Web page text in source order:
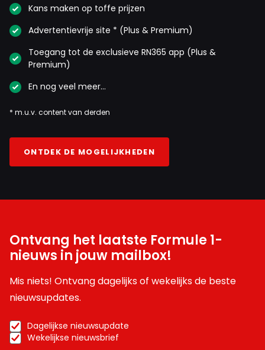
Kans maken op toffe prijzen
Advertentievrije site * (Plus & Premium)
Toegang tot de exclusieve RN365 app (Plus &
Premium)
En nog veel meer…
* m.u.v. content van derden
ONTDEK DE MOGELIJKHEDEN
Ontvang het laatste Formule 1-
nieuws in jouw mailbox!
Mis niets! Ontvang dagelijks of wekelijks de beste
nieuwsupdates.
Dagelijkse nieuwsupdate
Wekelijkse nieuwsbrief